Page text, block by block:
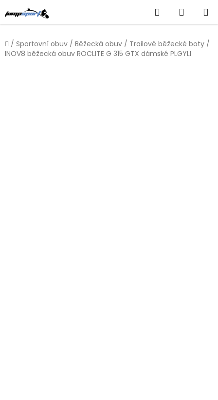
na
obsah
Hledat
KOŠÍK
Domů
/ Sportovní obuv / Běžecká obuv / Trailové běžecké boty /
INOV8 běžecká obuv ROCLITE G 315 GTX dámské PLGYLI